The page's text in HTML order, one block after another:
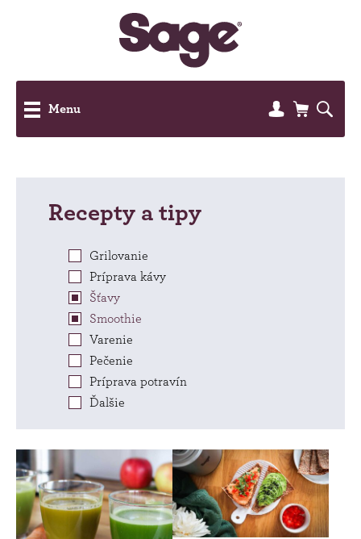
Menu
Recepty a tipy
Grilovanie
Príprava kávy
Šťavy
Smoothie
Varenie
Pečenie
Príprava potravín
Ďalšie